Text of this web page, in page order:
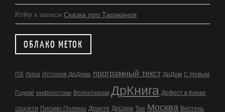
Kniky к записи Сказка про Тараканов
ОБЛАКО МЕТОК
ПХ Лира История ДрДома програмный текст ДрДом С Новым
Годом! инфопотоки Волонтерам ДрКнига ДрФест в Киеве
соцсети Письмо Полины Дрантя ДрЦирк Тае Москва Вестень